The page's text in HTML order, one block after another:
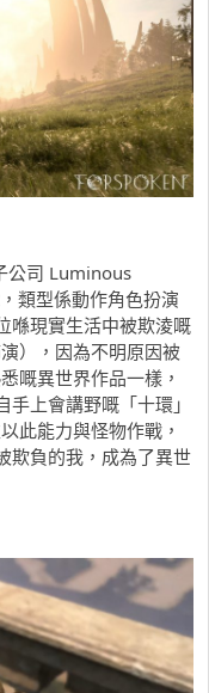
公司 Luminous
類型係動作角色扮演
喺現實生活中被欺淩嘅
），因為不明原因被
嘅異世界作品一樣，
上會講野嘅「十環」
此能力與怪物作戰，
欺負的我，成為了異世